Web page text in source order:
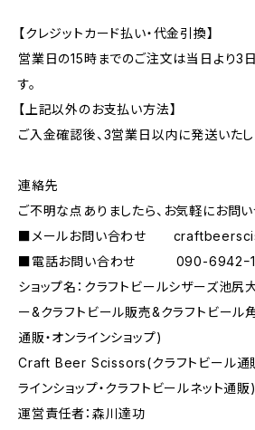
【クレジットカード払い・代金引換】
営業日の15時までのご注文は当日より3
す。
【上記以外のお支払い方法】
ご入金確認後、3営業日以内に発送いたし
連絡先
ご不明な点ありましたら、お気軽にお問い
■メールお問い合わせ
■電話お問い合わせ 090-6942ｰ
ショップ名：クラフトビールシザーズ池尻
ー&クラフトビール販売&クラフトビール
通販・オンラインショップ)
Craft Beer Scissors(クラフトビール通販
ラインショップ・クラフトビールネット通販)
運営責任者：森川達功